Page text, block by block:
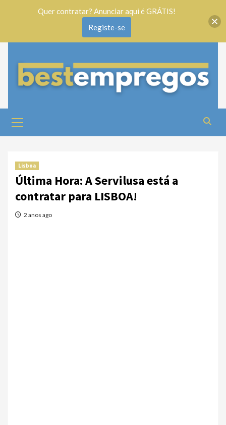
Lisboa
Última Hora: A Servilusa está a
contratar para LISBOA!
2 anos ago
Quer contratar? Anunciar aqui é GRÁTIS!
Registe-se